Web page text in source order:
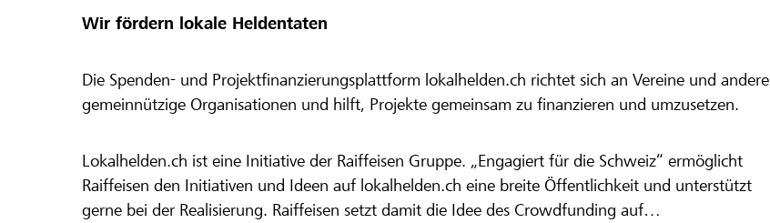
Wir fördern lokale Heldentaten
Die Spenden- und Projektfinanzierungsplattform lokalhelden.ch richtet sich an Vereine und andere
gemeinnützige Organisationen und hilft, Projekte gemeinsam zu finanzieren und umzusetzen.
Lokalhelden.ch ist eine Initiative der Raiffeisen Gruppe. „Engagiert für die Schweiz“ ermöglicht
Raiffeisen den Initiativen und Ideen auf lokalhelden.ch eine breite Öffentlichkeit und unterstützt
gerne bei der Realisierung. Raiffeisen setzt damit die Idee des Crowdfunding auf